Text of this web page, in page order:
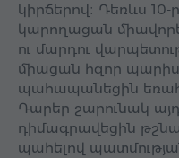
կիրճերով։ Դեռևս
կարողացան
ու մարդու
միացան հզոր
պահապանեցին
Դարեր շարունակ
դիմագրավեցին
պահելով պատմության